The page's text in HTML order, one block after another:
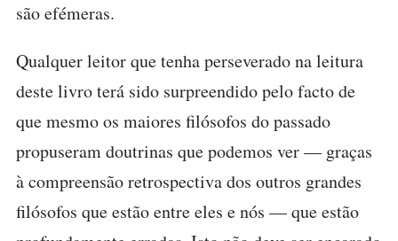
são efémeras.
Qualquer leitor que tenha perseverado na leitura
deste livro terá sido surpreendido pelo facto de
que mesmo os maiores filósofos do passado
propuseram doutrinas que podemos ver — graças
à compreensão retrospectiva dos outros grandes
filósofos que estão entre eles e nós — que estão